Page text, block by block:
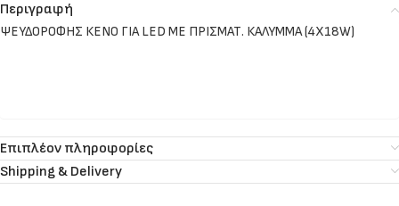
Περιγραφή
ΨΕΥΔΟΡΟΦΗΣ ΚΕΝΟ ΓΙΑ LED ME ΠΡΙΣΜΑΤ. ΚΑΛΥΜΜΑ (4Χ18W)
Επιπλέον πληροφορίες
Shipping & Delivery